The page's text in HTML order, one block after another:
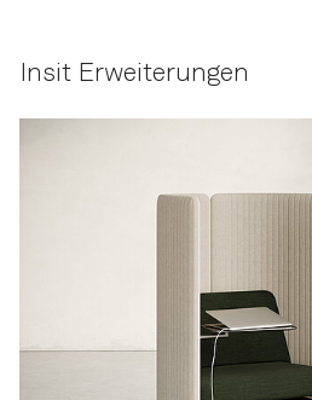
Insit Erweiterungen